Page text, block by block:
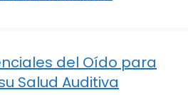
del Oído para
Salud Auditiva